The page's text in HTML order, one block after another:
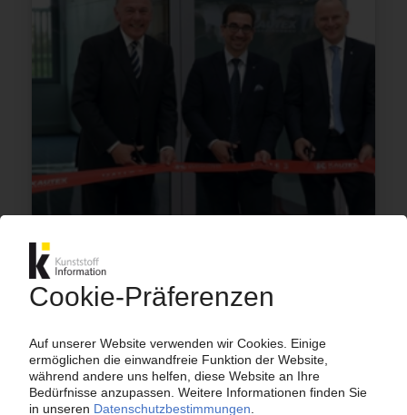
KAUTEX MASCHINENBAU
Spezialist für Blasformtechnik nimmt neue Halle
in Betrieb